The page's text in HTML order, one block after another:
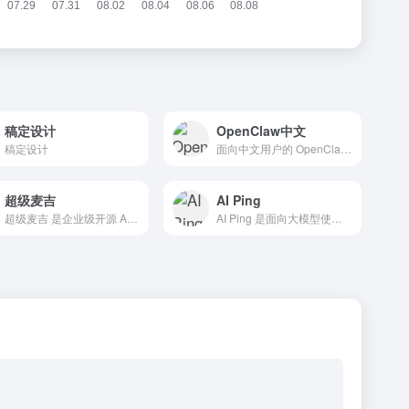
稿定设计
稿定设计
OpenClaw中文
超级麦吉
超级麦吉 是企业级开源 AI Agent 平台，让公司里每个人都能调动专属 AI 数字员工完成真实任务。
AI Ping